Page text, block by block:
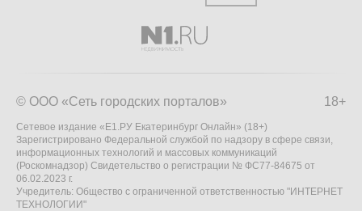
18+
© ООО «Сеть городских порталов»
Сетевое издание «Е1.РУ Екатеринбург Онлайн» (18+)
Зарегистрировано Федеральной службой по надзору в сфере связи,
информационных технологий и массовых коммуникаций
(Роскомнадзор) Свидетельство о регистрации № ФС77-84675 от
06.02.2023 г.
Учредитель: Общество с ограниченной ответственностью "ИНТЕРНЕТ
ТЕХНОЛОГИИ"